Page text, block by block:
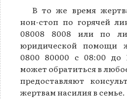
В то же время
нон-стоп по горячей
08008 8008 или по
юридической помощи
0800 80000 с 08:00 до
может обратиться в
предоставляют
жертвам насилия в семье.